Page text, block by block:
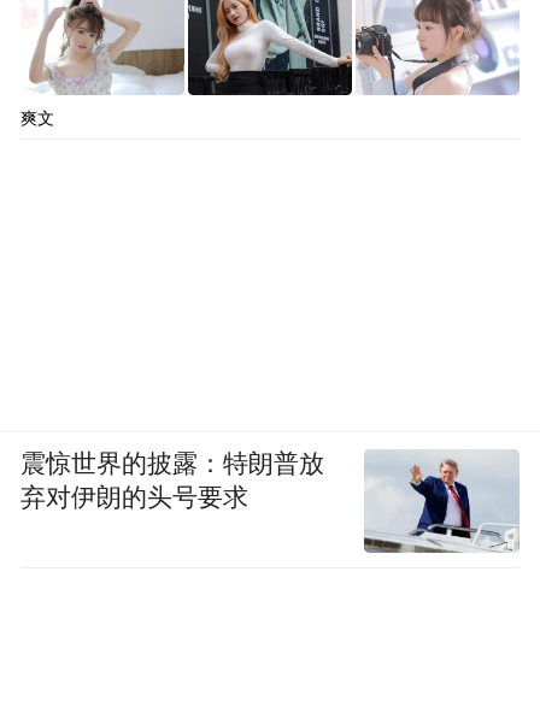
爽文
震惊世界的披露：特朗普放
弃对伊朗的头号要求